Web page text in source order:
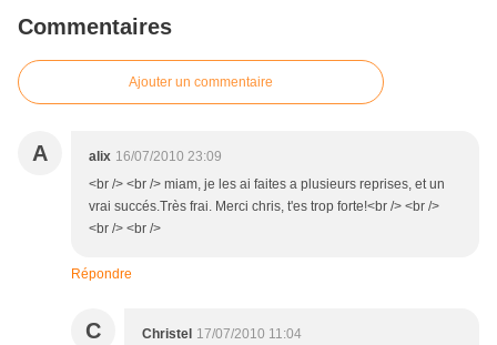
Commentaires
Ajouter un commentaire
A alix 16/07/2010 23:09
<br /> <br /> miam, je les ai faites a plusieurs reprises, et un
vrai succés.Très frai. Merci chris, t'es trop forte!<br /> <br />
<br /> <br />
Répondre
C Christel 17/07/2010 11:04